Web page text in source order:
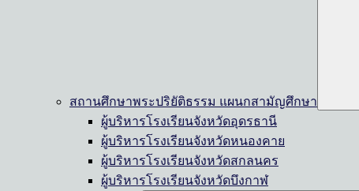
สถานศึกษาพระปริยัติธรรม แผนกสามัญศึกษา
ผู้บริหารโรงเรียนจังหวัดอุดรธานี
ผู้บริหารโรงเรียนจังหวัดหนองคาย
ผู้บริหารโรงเรียนจังหวัดสกลนคร
ผู้บริหารโรงเรียนจังหวัดบึงกาฬ